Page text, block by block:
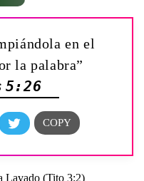
en el
la palabra”
5:26